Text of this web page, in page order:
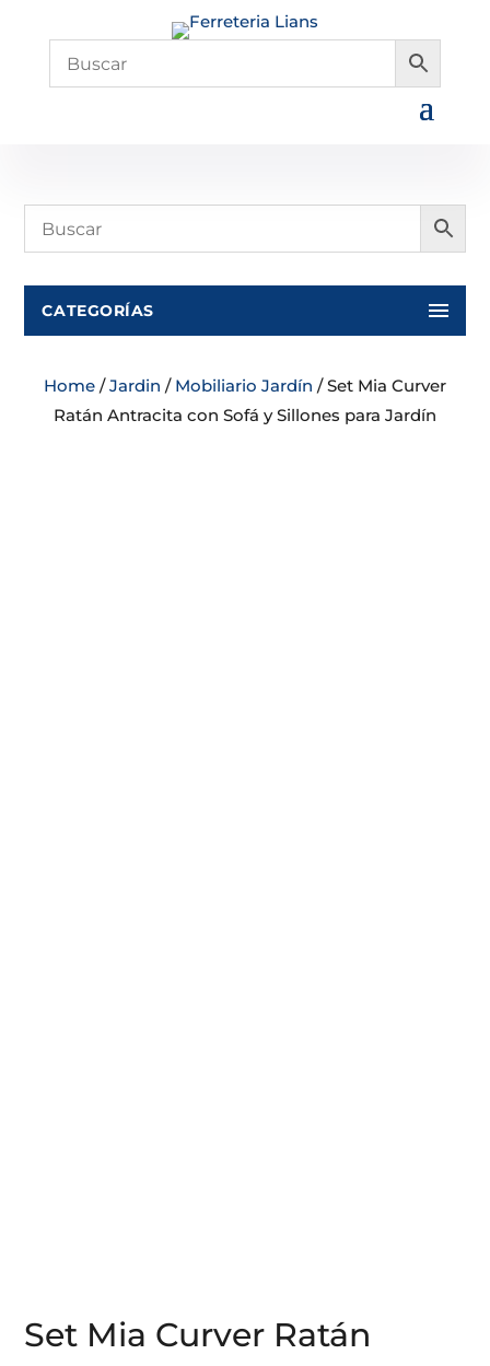
CATEGORÍAS
Home /Jardin / Mobiliario Jardín / Set Mia Curver
Ratán Antracita con Sofá y Sillones para Jardín
Set Mia Curver Ratán